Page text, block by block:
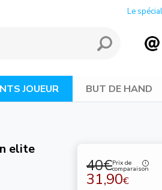
Le
JOUEUR BUT DE HAND
40€Prix de
comparaison
31,90€
elite